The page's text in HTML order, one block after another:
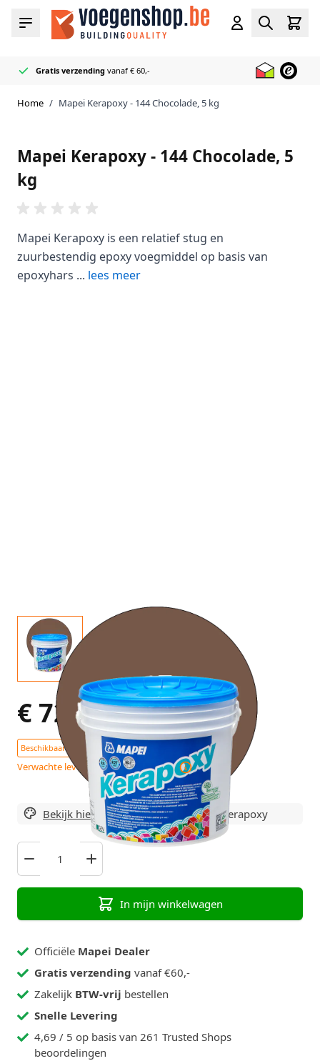
Ga naar de inhoud
Menu
Cart
Gratis verzending vanaf € 60,-
Officieel MapeiReseller
50+ Voeg & Kit kleurenop voorraad
Bliksemsnel geleverd
Home / Mapei Kerapoxy - 144 Chocolade, 5 kg
Mapei Kerapoxy - 144 Chocolade, 5
kg
Mapei Kerapoxy is een relatief stug en
zuurbestendig epoxy voegmiddel op basis van
epoxyhars ... lees meer
€ 72,45 Excl. BTW
Beschikbaar : 35+ Stuks
Verwachte levertijd 9 - 12 werkdagen
Bekijk hier alle variantenvan Mapei Kerapoxy
In mijn winkelwagen
Officiële Mapei Dealer
Gratis verzending vanaf €60,-
Zakelijk BTW-vrij bestellen
Snelle Levering
4,69 / 5 op basis van 261 Trusted Shops
beoordelingen